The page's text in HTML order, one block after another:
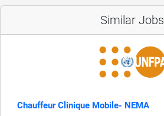
Similar Jobs
Chauffeur Clinique Mobile- NEMA